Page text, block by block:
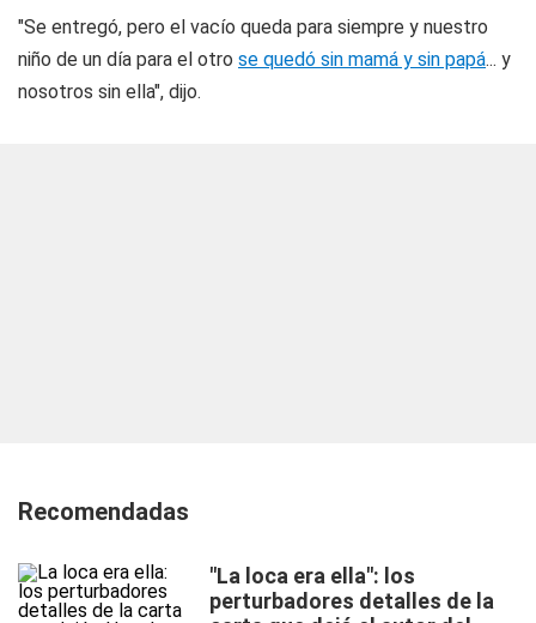
"Se entregó, pero el vacío queda para siempre y nuestro
niño de un día para el otro se quedó sin mamá y sin papá... y
nosotros sin ella", dijo.
Recomendadas
"La loca era ella": los
perturbadores detalles de la